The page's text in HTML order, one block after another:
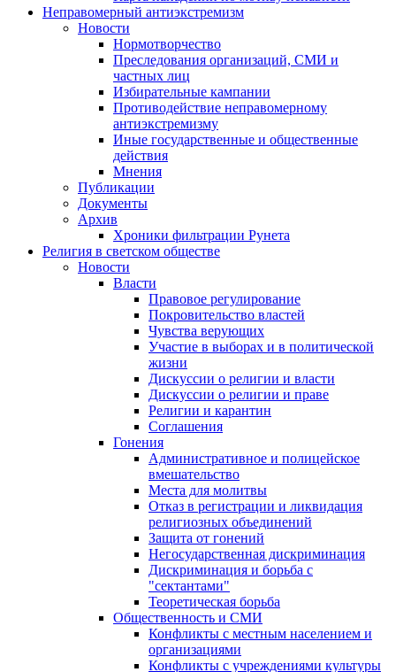
Неправомерный антиэкстремизм
Новости
Нормотворчество
Преследования организаций, СМИ и
частных лиц
Избирательные кампании
Противодействие неправомерному
антиэкстремизму
Иные государственные и общественные
действия
Мнения
Публикации
Документы
Архив
Хроники фильтрации Рунета
Религия в светском обществе
Новости
Власти
Правовое регулирование
Покровительство властей
Чувства верующих
Участие в выборах и в политической
жизни
Дискуссии о религии и власти
Дискуссии о религии и праве
Религии и карантин
Соглашения
Гонения
Административное и полицейское
вмешательство
Места для молитвы
Отказ в регистрации и ликвидация
религиозных объединений
Защита от гонений
Негосударственная дискриминация
Дискриминация и борьба с
"сектантами"
Теоретическая борьба
Общественность и СМИ
Конфликты с местным населением и
организациями
Конфликты с учреждениями культуры